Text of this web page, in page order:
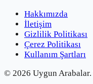
Hakkımızda
İletişim
Gizlilik Politikası
Çerez Politikası
Kullanım Şartları
© 2026 Uygun Arabalar.